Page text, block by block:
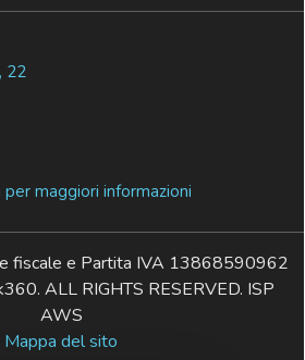
22
maggiori informazioni
fiscale e Partita IVA 13868590962
ALL RIGHTS RESERVED. ISP
AWS
Mappa del sito